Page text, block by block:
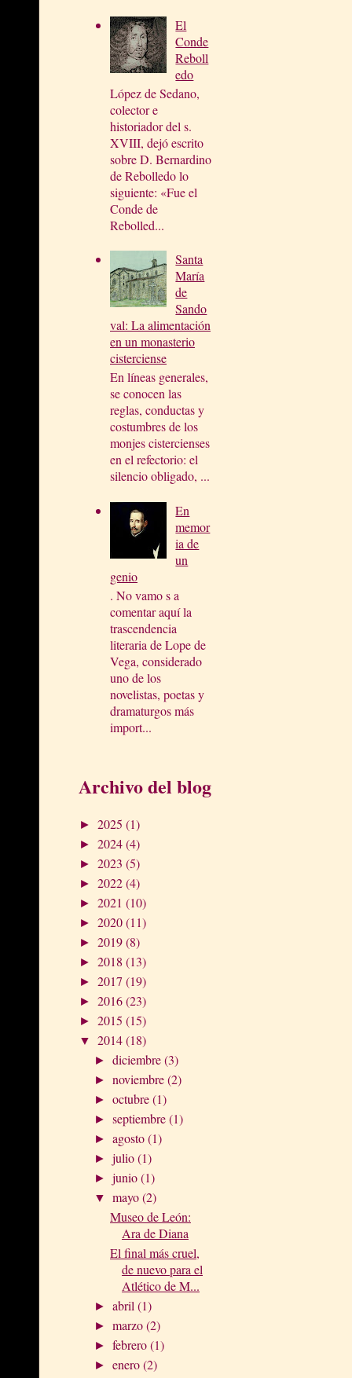
El
Conde
Reboll
edo
López de Sedano,
colector e
historiador del s.
XVIII, dejó escrito
sobre D. Bernardino
de Rebolledo lo
siguiente: «Fue el
Conde de
Rebolled...
Santa
María
de
Sando
val: La alimentación
en un monasterio
cisterciense
En líneas generales,
se conocen las
reglas, conductas y
costumbres de los
monjes cistercienses
en el refectorio: el
silencio obligado, ...
En
memor
ia de
un
genio
. No vamo s a
comentar aquí la
trascendencia
literaria de Lope de
Vega, considerado
uno de los
novelistas, poetas y
dramaturgos más
import...
Archivo del blog
► 2025 (1)
► 2024(4)
► 2023 (5)
► 2022(4)
► 2021 (10)
► 2020(11)
► 2019(8)
► 2018 (13)
► 2017 (19)
► 2016(23)
► 2015 (15)
▼ 2014(18)
►diciembre(3)
►noviembre(2)
►octubre(1)
►septiembre(1)
►agosto(1)
►julio(1)
►junio(1)
▼mayo(2)
Museo de León:
Ara de Diana
El final más cruel,
de nuevo para el
Atlético de M...
►abril(1)
►marzo(2)
►febrero(1)
►enero(2)